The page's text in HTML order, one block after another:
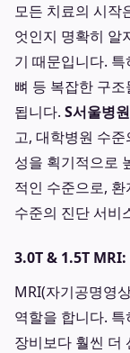
모든 치료의 시작
엇인지 명확히 알
기 때문입니다.
뼈 등 복잡한 구
됩니다. S서울병원
고, 대학병원 수준
성을 획기적으로
적인 수준으로,
수준의 진단 서비
3.0T & 1.5T MRI:
MRI(자기공명영
역할을 합니다.
장비보다 훨씬 더